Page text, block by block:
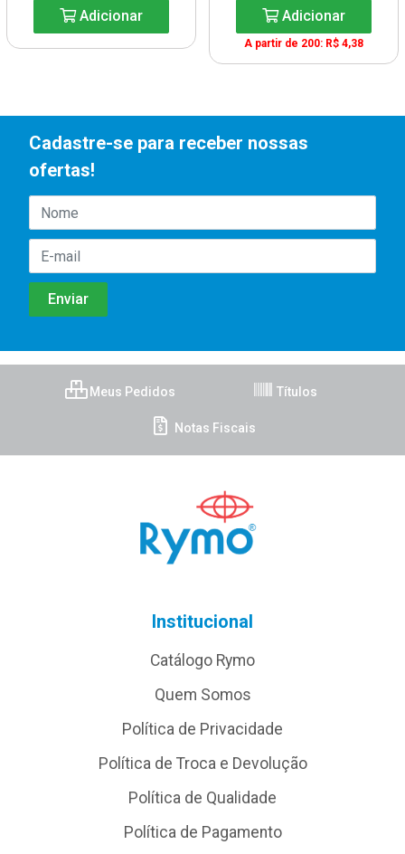
Adicionar Adicionar
A partir de 200: R$ 4,38
Cadastre-se para receber nossas
ofertas!
Meus Pedidos Títulos
Notas Fiscais
Institucional
Catálogo Rymo
Quem Somos
Política de Privacidade
Política de Troca e Devolução
Política de Qualidade
Política de Pagamento